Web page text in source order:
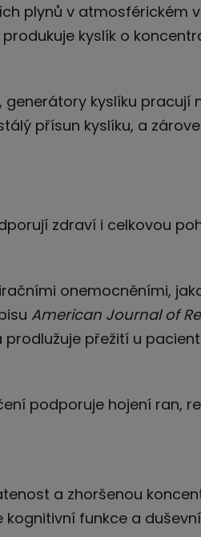
plynů v atmosférickém
kyslík o
kyslíku pracují
přísun kyslíku, a
zdraví i celkovou
onemocněními,
American Journal of
přežití u
podporuje hojení ran,
a zhoršenou
kognitivní funkce a